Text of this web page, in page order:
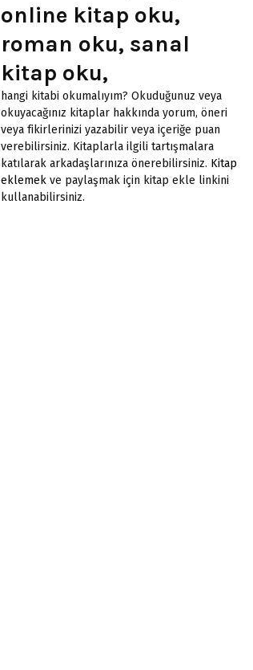
online kitap oku,
roman oku, sanal
kitap oku,
hangi kitabi okumalıyım? Okuduğunuz veya
okuyacağınız kitaplar hakkında yorum, öneri
veya fikirlerinizi yazabilir veya içeriğe puan
verebilirsiniz. Kitaplarla ilgili tartışmalara
katılarak arkadaşlarınıza önerebilirsiniz. Kitap
eklemek ve paylaşmak için kitap ekle linkini
kullanabilirsiniz.